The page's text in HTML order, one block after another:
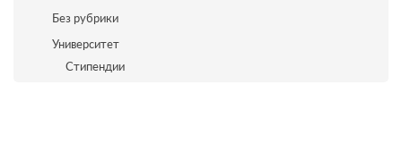
Без рубрики
Университет
Стипендии